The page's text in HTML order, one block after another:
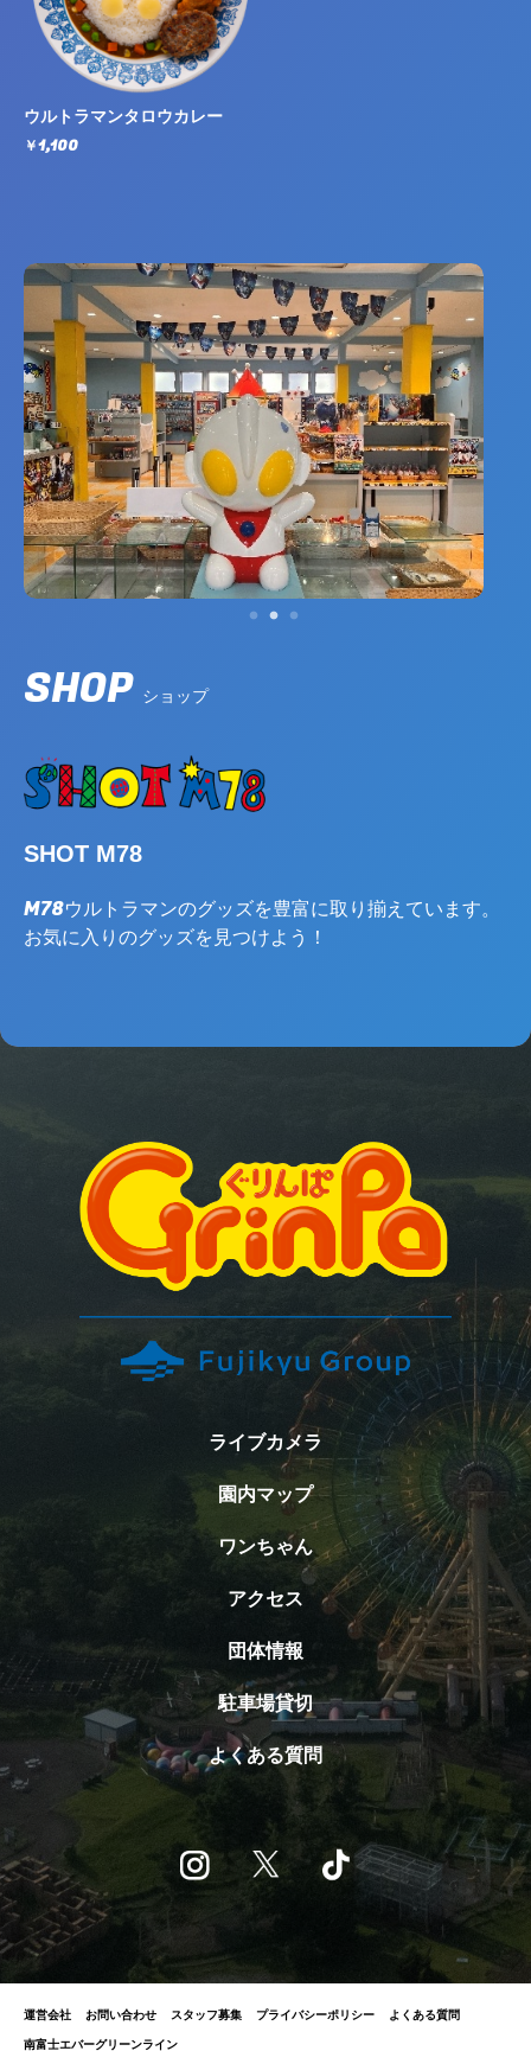
ウルトラマンタロウカレー
￥1,100
SHOP ショップ
SHOT M78
M78ウルトラマンのグッズを豊富に取り揃えています。
お気に入りのグッズを見つけよう！
ライブカメラ
園内マップ
ワンちゃん
アクセス
団体情報
駐車場貸切
よくある質問
運営会社 お問い合わせ スタッフ募集 プライバシーポリシー
よくある質問
南富士エバーグリーンライン